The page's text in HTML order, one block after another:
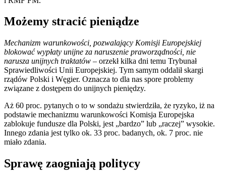
Możemy stracić pieniądze
Mechanizm warunkowości, pozwalający Komisji Europejskiej
blokować wypłaty unijne za naruszenie praworządności, nie
narusza unijnych traktatów – orzekł kilka dni temu Trybunał
Sprawiedliwości Unii Europejskiej. Tym samym oddalił skargi
rządów Polski i Węgier. Oznacza to dla nas spore problemy
związane z dostępem do unijnych pieniędzy.
Aż 60 proc. pytanych o to w sondażu stwierdziła, że ryzyko, iż na
podstawie mechanizmu warunkowości Komisja Europejska
zablokuje fundusze dla Polski, jest „bardzo” lub „raczej” wysokie.
Innego zdania jest tylko ok. 33 proc. badanych, ok. 7 proc. nie
miało zdania.
Sprawę zaogniają politycy